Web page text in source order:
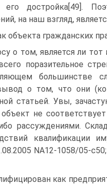
достройка[49].
на наш взгляд,
объекта гражданских
о том, является ли
поразительное
большинстве
о том, что они
статьей. Увы,
не
рассуждениями.
квалификации
NА12-1058/05-
как